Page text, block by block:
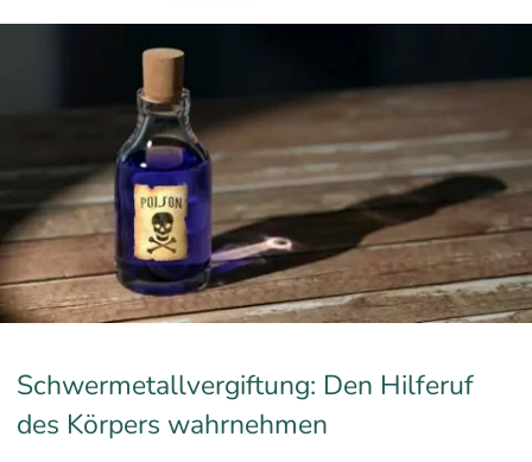
Schwermetallvergiftung: Den Hilferuf
des Körpers wahrnehmen